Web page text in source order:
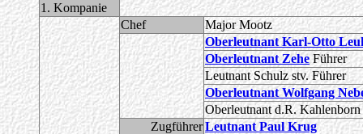
1. Kompanie
Chef
Major Mootz
Oberleutnant Karl-Otto
Oberleutnant ZeheFührer
Leutnant Schulz stv. Führer
Oberleutnant Wolfgang
Oberleutnant d.R.
ZugführerLeutnant Paul Krug